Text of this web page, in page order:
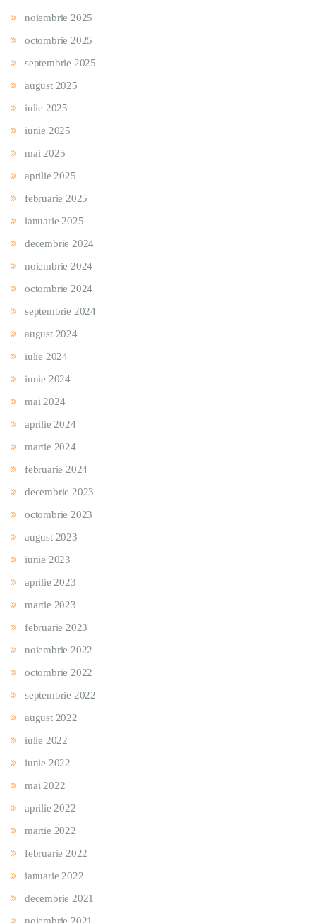
noiembrie 2025
octombrie 2025
septembrie 2025
august 2025
iulie 2025
iunie 2025
mai 2025
aprilie 2025
februarie 2025
ianuarie 2025
decembrie 2024
noiembrie 2024
octombrie 2024
septembrie 2024
august 2024
iulie 2024
iunie 2024
mai 2024
aprilie 2024
martie 2024
februarie 2024
decembrie 2023
octombrie 2023
august 2023
iunie 2023
aprilie 2023
martie 2023
februarie 2023
noiembrie 2022
octombrie 2022
septembrie 2022
august 2022
iulie 2022
iunie 2022
mai 2022
aprilie 2022
martie 2022
februarie 2022
ianuarie 2022
decembrie 2021